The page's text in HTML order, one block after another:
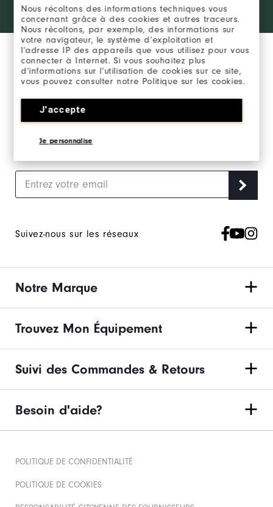
Nous récoltons des informations techniques vous
concernant grâce à des cookies et autres traceurs.
Nous récoltons, par exemple, des informations sur
votre navigateur, le système d’exploitation et
l’adresse IP des appareils que vous utilisez pour vous
connecter à Internet. Si vous souhaitez plus
d’informations sur l’utilisation de cookies sur ce site,
vous pouvez consulter notre Politique sur les cookies.
J'accepte
Je personnalise
products?
Learn More
SE CONNECTER
Inscrivez-vous à notre newsletter marketing et
recevez en exclusivité les actualités FootJoy.
Suivez-nous sur les réseaux
Notre Marque
Trouvez Mon Équipement
Suivi des Commandes & Retours
Besoin d'aide?
POLITIQUE DE CONFIDENTIALITÉ
POLITIQUE DE COOKIES